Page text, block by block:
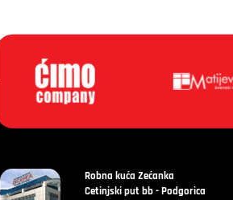
Robna kuća Zećanka
Cetinjski put bb - Podgorica